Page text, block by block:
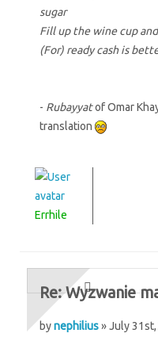
sugar
Fill up the wine cup
(For) ready cash is
- Rubayyatof Omar
translation
Errhile
Re: Wyzwanie
bynephilius» July